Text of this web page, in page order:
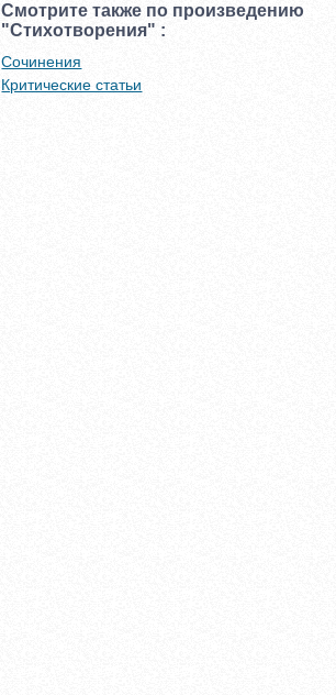
Смотрите также по произведению
"Стихотворения" :
Сочинения
Критические статьи